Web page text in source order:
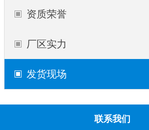
资质荣誉
厂区实力
发货现场
联系我们